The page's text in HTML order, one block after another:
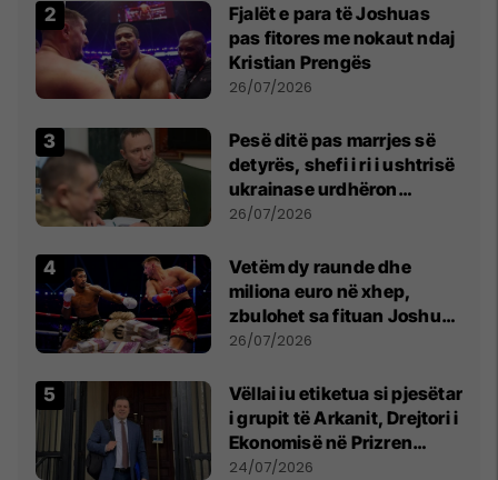
Fjalët e para të Joshuas
pas fitores me nokaut ndaj
Kristian Prengës
26/07/2026
Pesë ditë pas marrjes së
detyrës, shefi i ri i ushtrisë
ukrainase urdhëron
kontroll të madh
26/07/2026
Vetëm dy raunde dhe
miliona euro në xhep,
zbulohet sa fituan Joshua
e Prenga
26/07/2026
Vëllai iu etiketua si pjesëtar
i grupit të Arkanit, Drejtori i
Ekonomisë në Prizren
mohon pretendimet
24/07/2026